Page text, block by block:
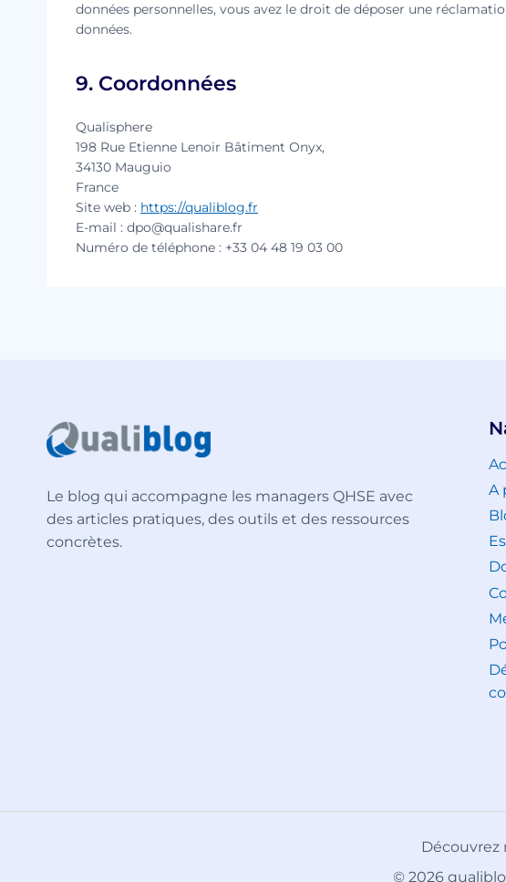
données personnelles, vous avez le droit de déposer une
données.
9. Coordonnées
Qualisphere
198 Rue Etienne Lenoir Bâtiment Onyx,
34130 Mauguio
France
Site web : https://qualiblog.fr
E-mail : dpo@qualishare.fr
Numéro de téléphone : +33 04 48 19 03 00
Le blog qui accompagne les managers QHSE avec
des articles pratiques, des outils et des ressources
concrètes.
A
Découvrez
© 2026